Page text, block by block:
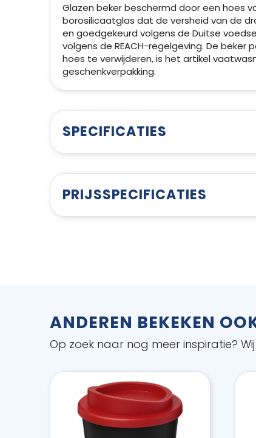
Glazen beker beschermd door een hoes
borosilicaatglas dat de versheid van de
en goedgekeurd volgens de Duitse
volgens de REACH-regelgeving. De
hoes te verwijderen, is het artikel
geschenkverpakking.
SPECIFICATIES
PRIJSSPECIFICATIES
ANDEREN BEKEKEN
Op zoek naar nog meer inspiratie?